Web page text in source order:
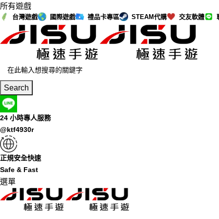
所有遊戲
台灣遊戲 國際遊戲 禮品卡專區 STEAM代購 交友軟體
Search
24 小時專人服務
@ktf4930r
正規安全快速
Safe & Fast
選單